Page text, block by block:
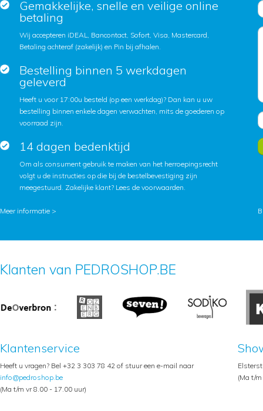
Gemakkelijke, snelle en veilige online
betaling
Wij accepteren iDEAL, Bancontact, Sofort, Visa, Mastercard,
Betaling achteraf (zakelijk) en Pin bij afhalen.
Bestelling binnen 5 werkdagen
geleverd
Heeft u voor 17:00u besteld (op een werkdag)? Dan kan u uw
bestelling binnen enkele dagen verwachten, mits de goederen op
voorraad zijn.
14 dagen bedenktijd
Om als consument gebruik te maken van het herroepingsrecht
volgt u de instructies op die bij de bestelbevestiging zijn
meegestuurd. Zakelijke klant? Lees de voorwaarden.
Meer informatie >
Klanten van PEDROSHOP.BE
Klantenservice
Heeft u vragen? Bel +32 3 303 78 42 of stuur een e-mail naar
info@pedroshop.be
(Ma t/m vr 8.00 - 17.00 uur)
(Ma t/